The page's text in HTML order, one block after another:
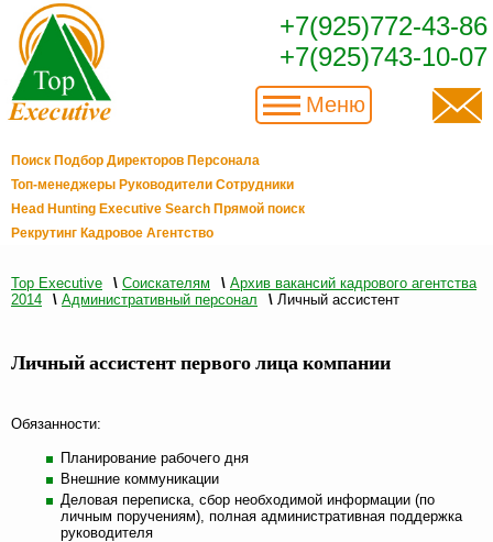
Меню
Поиск Подбор Директоров Персонала
Топ-менеджеры Руководители Сотрудники
Head Hunting Executive Search Прямой поиск
Рекрутинг Кадровое Агентство
+7(925)772-43-86
+7(925)743-10-07
Top Executive \ Соискателям \ Архив вакансий кадрового агентства
2014
\ Административный персонал \ Личный ассистент
Личный ассистент первого лица компании
Обязанности:
Планирование рабочего дня
Внешние коммуникации
Деловая переписка, сбор необходимой информации (по
личным поручениям), полная административная поддержка
руководителя